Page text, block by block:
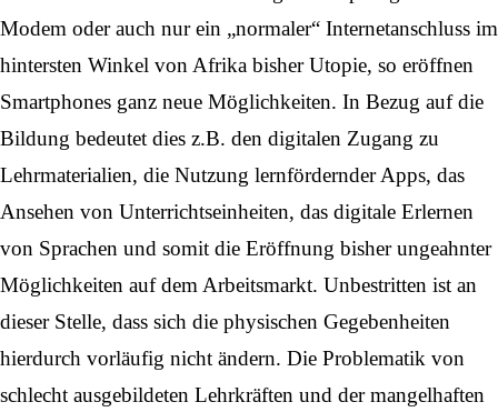
Modem oder auch nur ein „normaler“ Internetanschluss im
hintersten Winkel von Afrika bisher Utopie, so eröffnen
Smartphones ganz neue Möglichkeiten. In Bezug auf die
Bildung bedeutet dies z.B. den digitalen Zugang zu
Lehrmaterialien, die Nutzung lernfördernder Apps, das
Ansehen von Unterrichtseinheiten, das digitale Erlernen
von Sprachen und somit die Eröffnung bisher ungeahnter
Möglichkeiten auf dem Arbeitsmarkt. Unbestritten ist an
dieser Stelle, dass sich die physischen Gegebenheiten
hierdurch vorläufig nicht ändern. Die Problematik von
schlecht ausgebildeten Lehrkräften und der mangelhaften